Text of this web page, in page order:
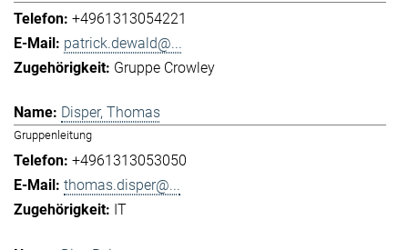
+4961313054221
patrick.dewald@...
Gruppe Crowley
Disper, Thomas
Gruppenleitung
+4961313053050
thomas.disper@...
IT